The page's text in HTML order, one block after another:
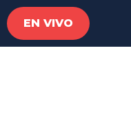
EN VIVO